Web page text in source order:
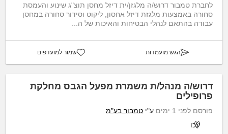
לחברת טמבור דרוש/ה מלגזן/ית דיזל מחסן תוצ"ג שינוע והעמסת
סחורה באמצעות מלגזת דיזל אחסון, ליקוט וסידור סחורה במחסן
עבודה בהתאם לנהלי הבטיחות והאיכות של ה...
הגש מועמדות שמור למועדפים
דרוש/ה מנהל/ת משמרת מפעל הגבס מחלקת
פרופילים
פורסם לפני 1 ימים ע"י טמבור בע"מ
עכו